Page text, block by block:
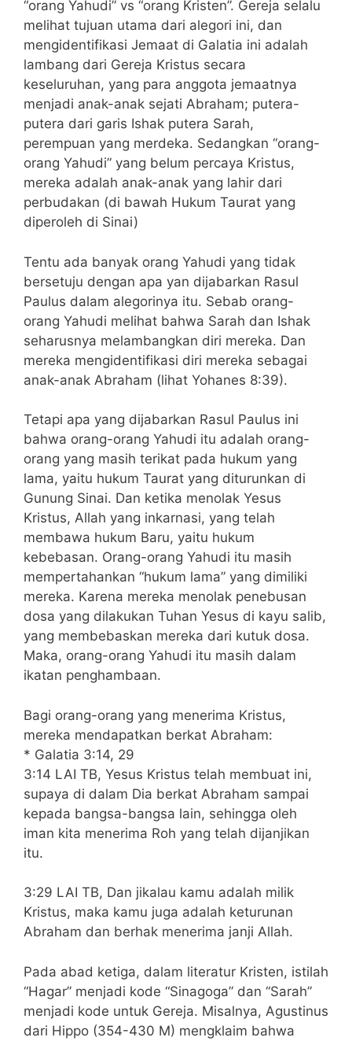
“orang Yahudi” vs “orang Kristen”. Gereja selalu
melihat tujuan utama dari alegori ini, dan
mengidentifikasi Jemaat di Galatia ini adalah
lambang dari Gereja Kristus secara
keseluruhan, yang para anggota jemaatnya
menjadi anak-anak sejati Abraham; putera-
putera dari garis Ishak putera Sarah,
perempuan yang merdeka. Sedangkan “orang-
orang Yahudi” yang belum percaya Kristus,
mereka adalah anak-anak yang lahir dari
perbudakan (di bawah Hukum Taurat yang
diperoleh di Sinai)
Tentu ada banyak orang Yahudi yang tidak
bersetuju dengan apa yan dijabarkan Rasul
Paulus dalam alegorinya itu. Sebab orang-
orang Yahudi melihat bahwa Sarah dan Ishak
seharusnya melambangkan diri mereka. Dan
mereka mengidentifikasi diri mereka sebagai
anak-anak Abraham (lihat Yohanes 8:39).
Tetapi apa yang dijabarkan Rasul Paulus ini
bahwa orang-orang Yahudi itu adalah orang-
orang yang masih terikat pada hukum yang
lama, yaitu hukum Taurat yang diturunkan di
Gunung Sinai. Dan ketika menolak Yesus
Kristus, Allah yang inkarnasi, yang telah
membawa hukum Baru, yaitu hukum
kebebasan. Orang-orang Yahudi itu masih
mempertahankan “hukum lama” yang dimiliki
mereka. Karena mereka menolak penebusan
dosa yang dilakukan Tuhan Yesus di kayu salib,
yang membebaskan mereka dari kutuk dosa.
Maka, orang-orang Yahudi itu masih dalam
ikatan penghambaan.
Bagi orang-orang yang menerima Kristus,
mereka mendapatkan berkat Abraham:
* Galatia 3:14, 29
3:14 LAI TB, Yesus Kristus telah membuat ini,
supaya di dalam Dia berkat Abraham sampai
kepada bangsa-bangsa lain, sehingga oleh
iman kita menerima Roh yang telah dijanjikan
itu.
3:29 LAI TB, Dan jikalau kamu adalah milik
Kristus, maka kamu juga adalah keturunan
Abraham dan berhak menerima janji Allah.
Pada abad ketiga, dalam literatur Kristen, istilah
“Hagar” menjadi kode “Sinagoga” dan “Sarah”
menjadi kode untuk Gereja. Misalnya, Agustinus
dari Hippo (354-430 M) mengklaim bahwa